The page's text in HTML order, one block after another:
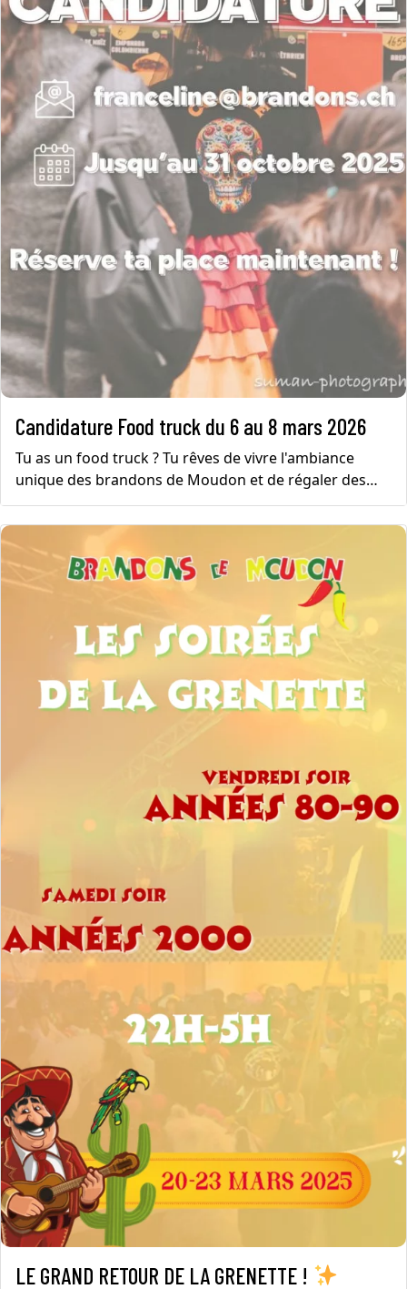
Candidature Food truck du 6 au 8 mars 2026
Tu as un food truck ? Tu rêves de vivre l'ambiance
unique des brandons de Moudon et de régaler des…
LE GRAND RETOUR DE LA GRENETTE !